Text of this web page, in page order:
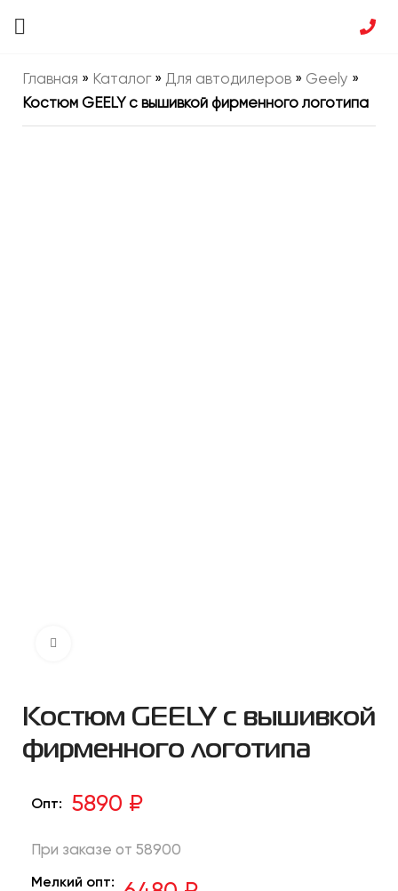
Главная » Каталог» Для автодилеров » Geely »
Костюм GEELY с вышивкой фирменного логотипа
Костюм GEELY с вышивкой
фирменного логотипа
Опт: 5890 ₽
При заказе от 58900
Мелкий опт: